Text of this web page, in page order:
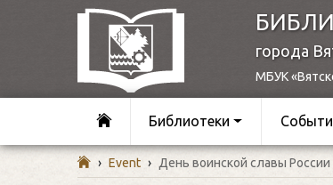
города
МБУК
Библиотеки
› Event › День воинской славы России